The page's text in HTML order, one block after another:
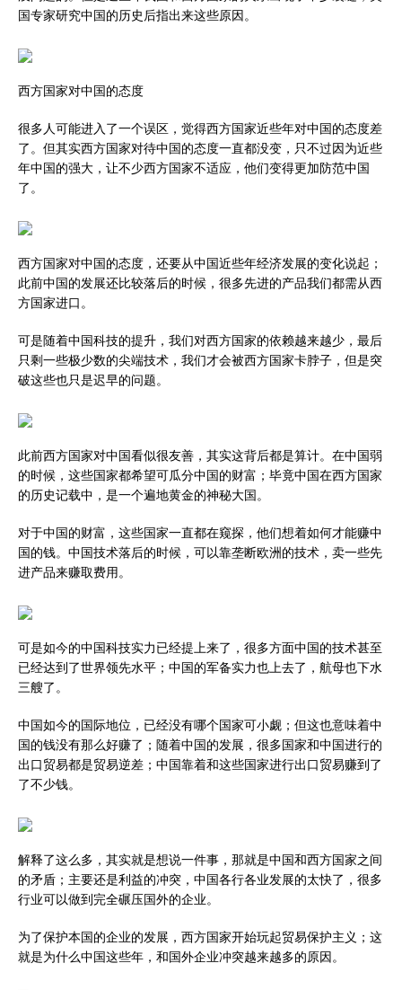
国专家研究中国的历史后指出来这些原因。
西方国家对中国的态度
很多人可能进入了一个误区，觉得西方国家近些年对中国的态度差
了。但其实西方国家对待中国的态度一直都没变，只不过因为近些
年中国的强大，让不少西方国家不适应，他们变得更加防范中国
了。
西方国家对中国的态度，还要从中国近些年经济发展的变化说起；
此前中国的发展还比较落后的时候，很多先进的产品我们都需从西
方国家进口。
可是随着中国科技的提升，我们对西方国家的依赖越来越少，最后
只剩一些极少数的尖端技术，我们才会被西方国家卡脖子，但是突
破这些也只是迟早的问题。
此前西方国家对中国看似很友善，其实这背后都是算计。在中国弱
的时候，这些国家都希望可瓜分中国的财富；毕竟中国在西方国家
的历史记载中，是一个遍地黄金的神秘大国。
对于中国的财富，这些国家一直都在窥探，他们想着如何才能赚中
国的钱。中国技术落后的时候，可以靠垄断欧洲的技术，卖一些先
进产品来赚取费用。
可是如今的中国科技实力已经提上来了，很多方面中国的技术甚至
已经达到了世界领先水平；中国的军备实力也上去了，航母也下水
三艘了。
中国如今的国际地位，已经没有哪个国家可小觑；但这也意味着中
国的钱没有那么好赚了；随着中国的发展，很多国家和中国进行的
出口贸易都是贸易逆差；中国靠着和这些国家进行出口贸易赚到了
了不少钱。
解释了这么多，其实就是想说一件事，那就是中国和西方国家之间
的矛盾；主要还是利益的冲突，中国各行各业发展的太快了，很多
行业可以做到完全碾压国外的企业。
为了保护本国的企业的发展，西方国家开始玩起贸易保护主义；这
就是为什么中国这些年，和国外企业冲突越来越多的原因。